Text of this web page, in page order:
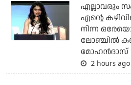
എല്ലാവരും
എന്റെ
നിന്ന
ലോഞ്ചില്‍
മോഹന്‍ദാസ്
2 hours ago